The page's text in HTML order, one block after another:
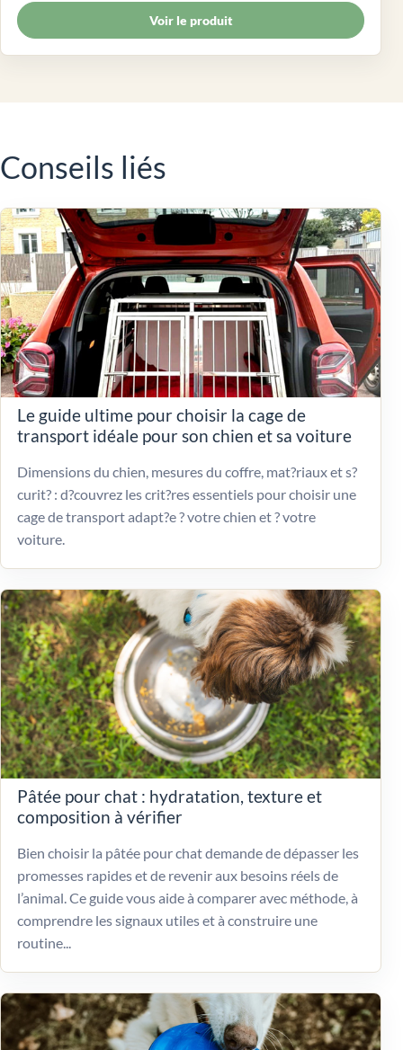
Voir le produit
Conseils liés
Le guide ultime pour choisir la cage de
transport idéale pour son chien et sa voiture
Dimensions du chien, mesures du coffre, mat?riaux et s?
curit? : d?couvrez les crit?res essentiels pour choisir une
cage de transport adapt?e ? votre chien et ? votre
voiture.
Pâtée pour chat : hydratation, texture et
composition à vérifier
Bien choisir la pâtée pour chat demande de dépasser les
promesses rapides et de revenir aux besoins réels de
l’animal. Ce guide vous aide à comparer avec méthode, à
comprendre les signaux utiles et à construire une
routine...